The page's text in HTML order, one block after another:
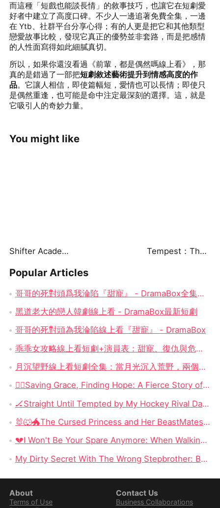
而這種「短戲也能談長情」的敘事技巧，也讓它在短劇愛
好者中建立了高度口碑。不少人一邊追著免費全集，一邊
在 Ytb、社群平台分享心得；有的人更是把它和其他類型
戀愛故事比較，發現它真正的優勢並非套路，而是把感情
的人性面寫得如此細膩真切。
所以，如果你還沒看過《前輩，都是偶然嗎線上看》，那
真的是錯過了一部把短劇敘述藝術提升到情感高度的作
品。它讓人相信，即使篇幅短，愛情也可以長情；即使只
是偶然重逢，也可能是命中注定最深刻的選擇。這，就是
它吸引人的奇妙力量。
You might like
Shifter Academy: Taming Three Wild Mates Tempest：The Last Mecha
Popular Articles
哥哥的死對頭爲我淪陷『甜寵』 - DramaBox全集線上看
黑道老大的戀人韓劇線上看 - DramaBox最新短劇
哥哥的死對頭為我淪陷線上看『甜寵』 - DramaBox
乖乖女攻略線上看短劇+演員表：甜寵、復仇與危險羈絆的極致誘惑
月沉望野線上看短劇全集：當月光沉入荒野，兩個靈魂的生存與救贖
​🏃‍♀️Saving Grace, Finding Hope: A Fierce Story of Survival, Motherhood, and Reclaiming a Stolen Life
🏒Straight Until Tempted by My Hockey Rival Dailymotion: When Competition Becomes the One Thing Neither Man Can Escape
🐰🐺🐲The Cursed Princess and Her BeastMates: Three Broken Warriors, OneCursed Princess, and a Love SystemThat Changes Everything
💔I Won't Be Your Spare Anymore: When Walking Away Becomes the Most Powerful Revenge
My Dirty Secret With The Wrong Stepbrother: Betrayed by Love, Bound to the Forbidden Enemy
About
Terms of Use
Contact Us
Business Collaborations